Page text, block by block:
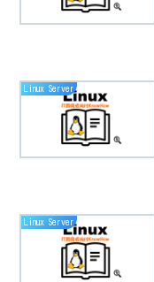
Linux Server
Linux Server